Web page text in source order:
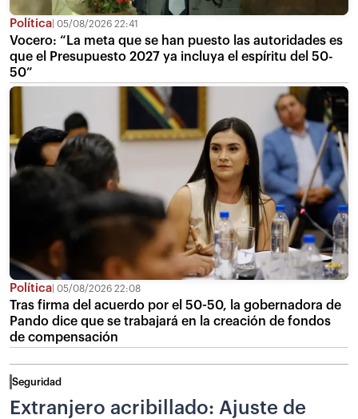
Política 05/08/2026 22:41
Vocero: “La meta que se han puesto las autoridades es
que el Presupuesto 2027 ya incluya el espíritu del 50-
50”
Política 05/08/2026 22:08
Tras firma del acuerdo por el 50-50, la gobernadora de
Pando dice que se trabajará en la creación de fondos
de compensación
Seguridad
Extranjero acribillado: Ajuste de